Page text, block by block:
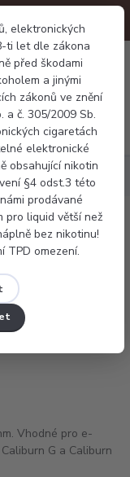
elektronických
ti let dle zákona
před škodami
a jinými
zákonů ve znění
a č. 305/2009 Sb.
cigaretách
elektronické
obsahující nikotin
§4 odst.3 této
prodávané
pro liquid větší než
bez nikotinu!
TPD omezení.
Menu
0 Kč
Mesh
Mesh
Vhodné pro e-
G a Caliburn